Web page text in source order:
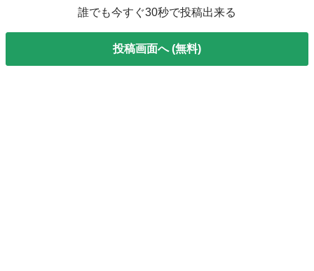
誰でも今すぐ30秒で投稿出来る
投稿画面へ (無料)